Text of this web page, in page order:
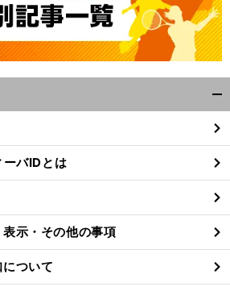
閉
る
バIDとは
示・その他の事項
ついて